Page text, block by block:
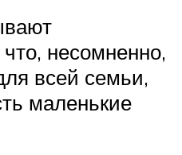
несомненно,
всей семьи,
маленькие